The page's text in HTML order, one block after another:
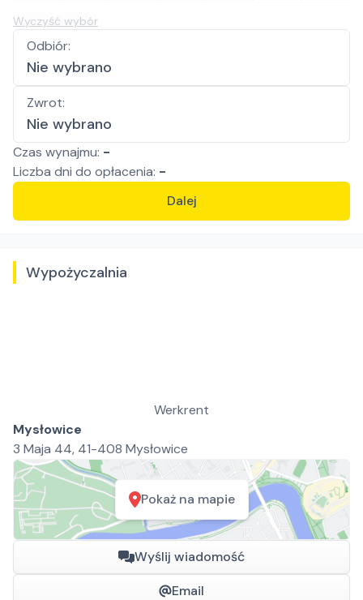
Wyczyść wybór
Odbiór:
Nie wybrano
Zwrot:
Nie wybrano
Czas wynajmu: -
Liczba dni do opłacenia: -
Dalej
Wypożyczalnia
Werkrent
Mysłowice
3 Maja 44, 41-408 Mysłowice
Pokaż na mapie
Wyślij wiadomość
Email